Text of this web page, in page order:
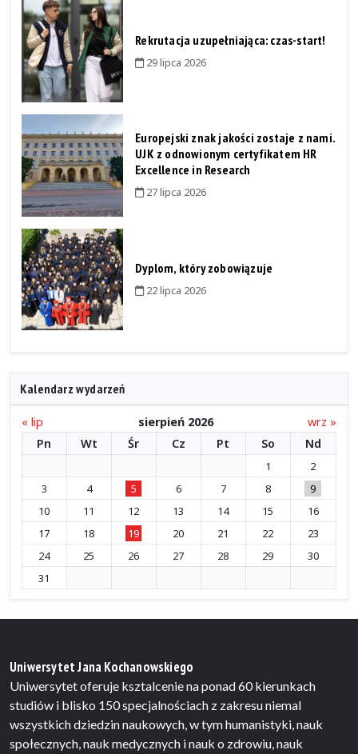
Rekrutacja uzupełniająca: czas-start!
29 lipca 2026
Europejski znak jakości zostaje z nami.
UJK z odnowionym certyfikatem HR
Excellence in Research
27 lipca 2026
Dyplom, który zobowiązuje
22 lipca 2026
Kalendarz wydarzeń
« lip sierpień 2026
wrz »
Pn
Wt Śr Cz Pt So Nd
1
2
3
4 5 6 7 8
9
10
11 12 13 14 15
16
17
18 19 20 21 22
23
24
25 26 27 28 29
30
31
Uniwersytet Jana Kochanowskiego
Uniwersytet oferuje ksztalcenie na ponad 60 kierunkach
studiów i blisko 150 specjalnościach z zakresu niemal
wszystkich dziedzin naukowych, w tym humanistyki, nauk
społecznych, nauk medycznych i nauk o zdrowiu, nauk